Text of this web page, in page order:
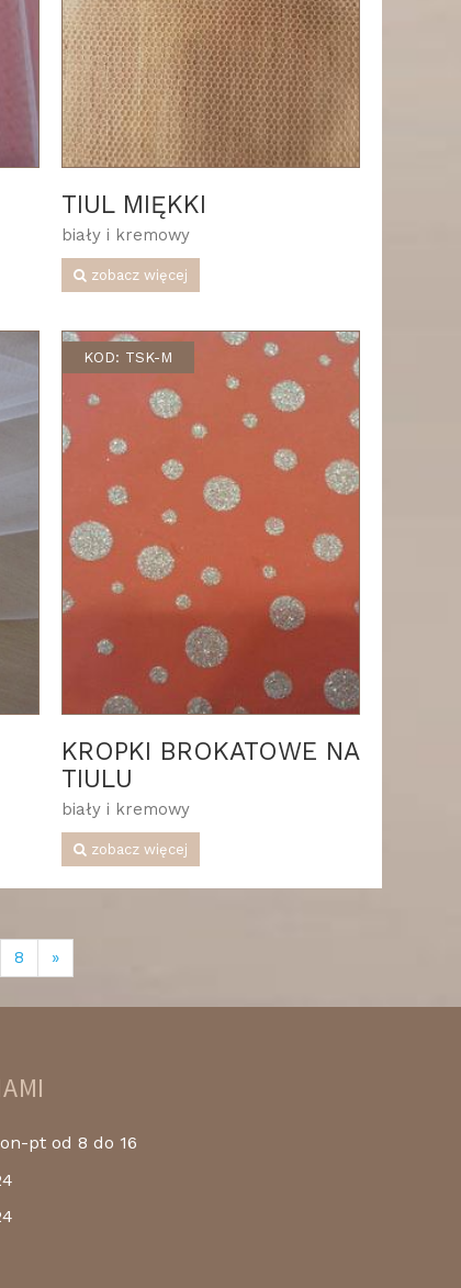
TIUL MIĘKKI
biały i kremowy
zobacz więcej
KOD: TSK-M
KROPKI BROKATOWE NA
TIULU
biały i kremowy
zobacz więcej
8 »
pt od 8 do 16